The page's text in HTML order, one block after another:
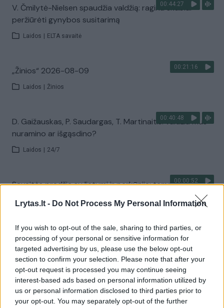
Lrytas.lt - Do Not Process My Personal Information
If you wish to opt-out of the sale, sharing to third parties, or
processing of your personal or sensitive information for
targeted advertising by us, please use the below opt-out
section to confirm your selection. Please note that after your
opt-out request is processed you may continue seeing
interest-based ads based on personal information utilized by
us or personal information disclosed to third parties prior to
your opt-out. You may separately opt-out of the further
00:44:27
V. Čmilytė-Nielsen spaudžia valdžią: ragina skubiai
peržiūrėti gynybos susitarimą
Laidos ELTA savaitė
00:21:16
„Žinios“ 2026-08-09
Laidos Žinios
00:40:48
D. Gaižauskas, P. Saudargas, T. Martinaitis: valdžia mus
nuramino ar išgąsdino?
Laidos 24/7
00:00:52
Savaitės pradžia su lietumi ir perkūnija: temperatūra
Visi įrašai
Žiūrimiausi įrašai